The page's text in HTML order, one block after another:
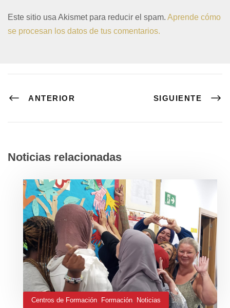
Este sitio usa Akismet para reducir el spam. Aprende cómo
se procesan los datos de tus comentarios.
ANTERIOR SIGUIENTE
Noticias relacionadas
Centros de Formación Formación Noticias